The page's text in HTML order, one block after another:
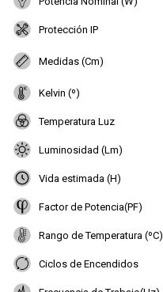
Protección IP
Medidas (Cm)
Kelvin (º)
Temperatura Luz
Luminosidad (Lm)
Vida estimada (H)
Factor de Potencia(PF)
Rango de Temperatura (ºC)
Ciclos de Encendidos